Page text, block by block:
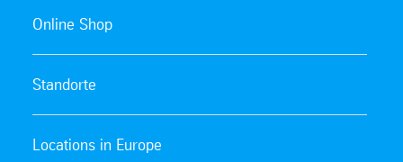
Online Shop
Standorte
Locations in Europe